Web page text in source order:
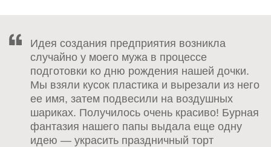
Идея создания предприятия возникла
случайно у моего мужа в процессе
подготовки ко дню рождения нашей дочки.
Мы взяли кусок пластика и вырезали из него
ее имя, затем подвесили на воздушных
шариках. Получилось очень красиво! Бурная
фантазия нашего папы выдала еще одну
идею — украсить праздничный торт